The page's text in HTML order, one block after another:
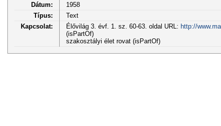
Dátum:
1958
Típus:
Text
Kapcsolat:
Élővilág 3. évf. 1. sz. 60-63. oldal URL: http://
(isPartOf)
szakosztályi élet rovat (isPartOf)